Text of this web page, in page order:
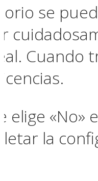
se
Cuando
elige «No»
la